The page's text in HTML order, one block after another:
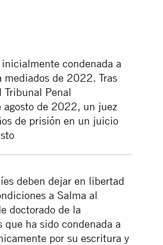
condenada a
mediados de 2022. Tras
Tribunal Penal
agosto de 2022, un juez
de prisión en un juicio
deben dejar en libertad
a Salma al
doctorado de la
que ha sido condenada a
por su escritura y